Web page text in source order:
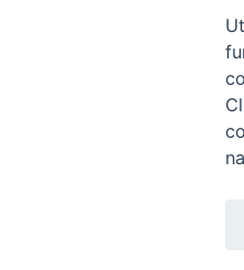
Copyright © 2019 -